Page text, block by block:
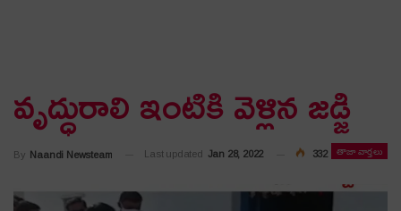
వృద్ధురాలి ఇంటికి వెళ్లిన జడ్జి
తాజా వార్తలు
By Naandi Newsteam Last updated Jan 28, 2022 332